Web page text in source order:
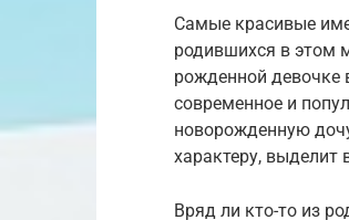
Самые красивые
родившихся в этом
рожденной девочке
современное и
новорожденную
характеру, выделит
Вряд ли кто-то из